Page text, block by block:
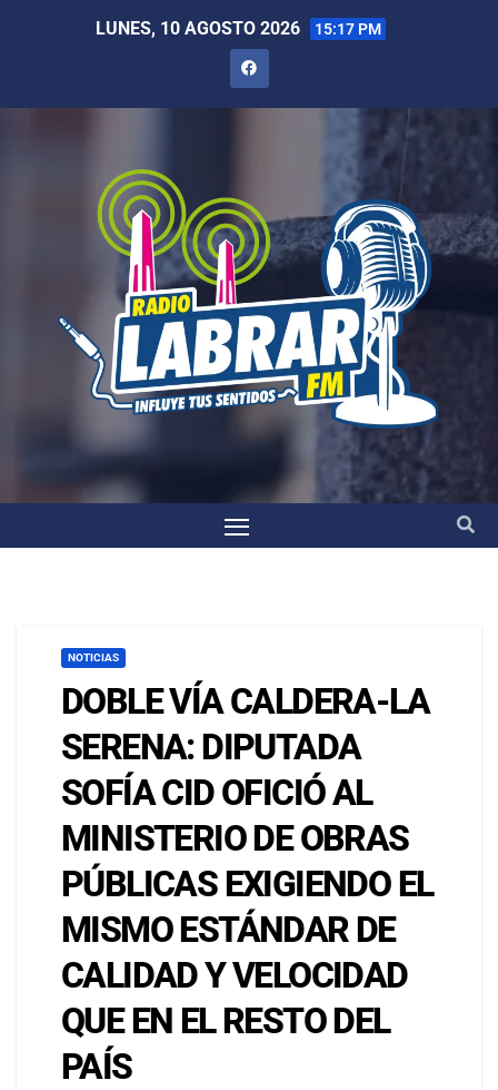
LUNES, 10 AGOSTO 2026 15:17 PM
NOTICIAS
DOBLE VÍA CALDERA-LA
SERENA: DIPUTADA
SOFÍA CID OFICIÓ AL
MINISTERIO DE OBRAS
PÚBLICAS EXIGIENDO EL
MISMO ESTÁNDAR DE
CALIDAD Y VELOCIDAD
QUE EN EL RESTO DEL
PAÍS